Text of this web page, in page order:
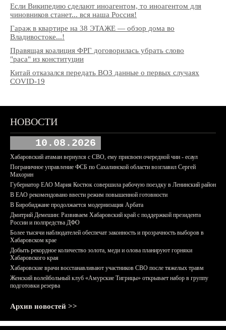
Если Википедию сделают иноагентом, то иноагентом для
чиновников станет... вся наша Россия!
Гараж в квартире на 38 ЭТАЖЕ — обзор дома во
Владивостоке...!
Правящая коалиция ФРГ договорилась убрать слово
"раса" из конституции
Китай отказался передать ВОЗ данные о первых случаях
COVID-19
НОВОСТИ
10.08.2026
Хабаровский атаман вернулся с СВО, ему присвоен очередной чин - есаул
Пограничное управление ФСБ по Сахалинской области возглавил Сергей
Махорин
Губернатор ЕАО Мария Костюк совершила рабочую поездку в Ленинский район
В ЕАО рекомендовано ввести режим повышенной готовности
В Биробиджане продолжается модернизация Арбата
Дмитрий Демешин: Развиваем Хабаровский край с поддержкой президента
России и полпредства ДФО
Более тысячи наблюдателей обеспечат законность и прозрачность выборов в
Хабаровском крае
Добыть рекордное количество золота, меди и олова планируют горняки
Хабаровского края
Хабаровские врачи восстанавливают участников СВО после тяжелых травм
Женский волейбольный клуб «Амурские Тигрицы» открывает набор в группу
подготовки резерва
Архив новостей >>